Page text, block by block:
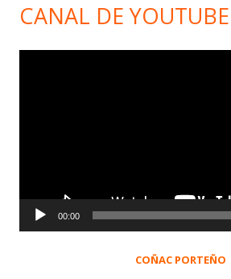
CANAL DE YOUTUBE
00:00
COÑAC PORTEÑO